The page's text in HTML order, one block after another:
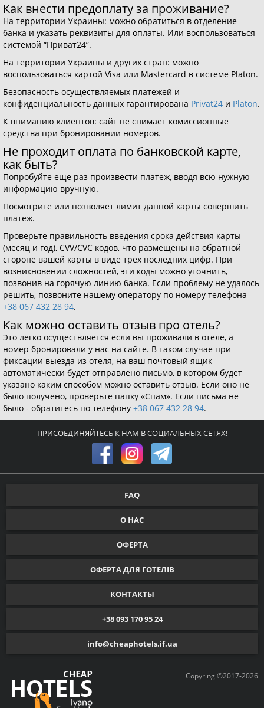
Как внести предоплату за проживание?
На территории Украины: можно обратиться в отделение
банка и указать реквизиты для оплаты. Или воспользоваться
системой “Приват24”.
На территории Украины и других стран: можно
воспользоваться картой Visa или Mastercard в системе Platon.
Безопасность осуществляемых платежей и
конфиденциальность данных гарантирована Privat24 и Platon.
К вниманию клиентов: сайт не снимает комиссионные
средства при бронировании номеров.
Не проходит оплата по банковской карте,
как быть?
Попробуйте еще раз произвести платеж, вводя всю нужную
информацию вручную.
Посмотрите или позволяет лимит данной карты совершить
платеж.
Проверьте правильность введения срока действия карты
(месяц и год), CVV/CVC кодов, что размещены на обратной
стороне вашей карты в виде трех последних цифр. При
возникновении сложностей, эти коды можно уточнить,
позвонив на горячую линию банка. Если проблему не удалось
решить, позвоните нашему оператору по номеру телефона
+38 067 432 28 94.
Как можно оставить отзыв про отель?
Это легко осуществляется если вы проживали в отеле, а
номер бронировали у нас на сайте. В таком случае при
фиксации выезда из отеля, на ваш почтовый ящик
автоматически будет отправлено письмо, в котором будет
указано каким способом можно оставить отзыв. Если оно не
было получено, проверьте папку «Спам». Если письма не
было - обратитесь по телефону +38 067 432 28 94.
ПРИСОЕДИНЯЙТЕСЬ К НАМ В СОЦИАЛЬНЫХ СЕТЯХ!
Copyring ©2017-2026
FAQ
О НАС
ОФЕРТА
ОФЕРТА ДЛЯ ГОТЕЛІВ
КОНТАКТЫ
+38 093 170 95 24
info@cheaphotels.if.ua